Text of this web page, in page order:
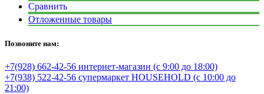
Сравнить
Отложенные товары
Позвоните нам:
+7(928) 662-42-56 интернет-магазин (с 9:00 до 18:00)
+7(938) 522-42-56 супермаркет HOUSEHOLD (с 10:00 до
21:00)